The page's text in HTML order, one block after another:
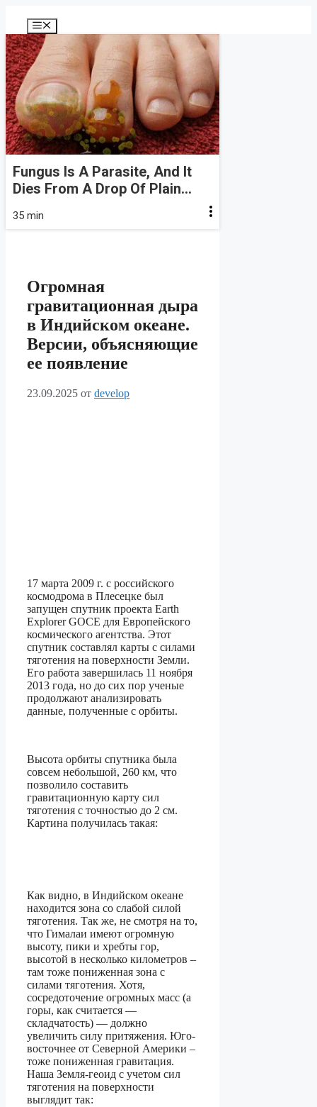
содержимому
Меню
Fungus Is A Parasite, And It
Dies From A Drop Of Plain...
35 min
Огромная
гравитационная дыра
в Индийском океане.
Версии, объясняющие
ее появление
23.09.2025 от develop
17 марта 2009 г. с российского
космодрома в Плесецке был
запущен спутник проекта Earth
Explorer GOCE для Европейского
космического агентства. Этот
спутник составлял карты с силами
тяготения на поверхности Земли.
Его работа завершилась 11 ноября
2013 года, но до сих пор ученые
продолжают анализировать
данные, полученные с орбиты.
Высота орбиты спутника была
совсем небольшой, 260 км, что
позволило составить
гравитационную карту сил
тяготения с точностью до 2 см.
Картина получилась такая:
Как видно, в Индийском океане
находится зона со слабой силой
тяготения. Так же, не смотря на то,
что Гималаи имеют огромную
высоту, пики и хребты гор,
высотой в несколько километров –
там тоже пониженная зона с
силами тяготения. Хотя,
сосредоточение огромных масс (а
горы, как считается —
складчатость) — должно
увеличить силу притяжения. Юго-
восточнее от Северной Америки –
тоже пониженная гравитация.
Наша Земля-геоид с учетом сил
тяготения на поверхности
выглядит так: